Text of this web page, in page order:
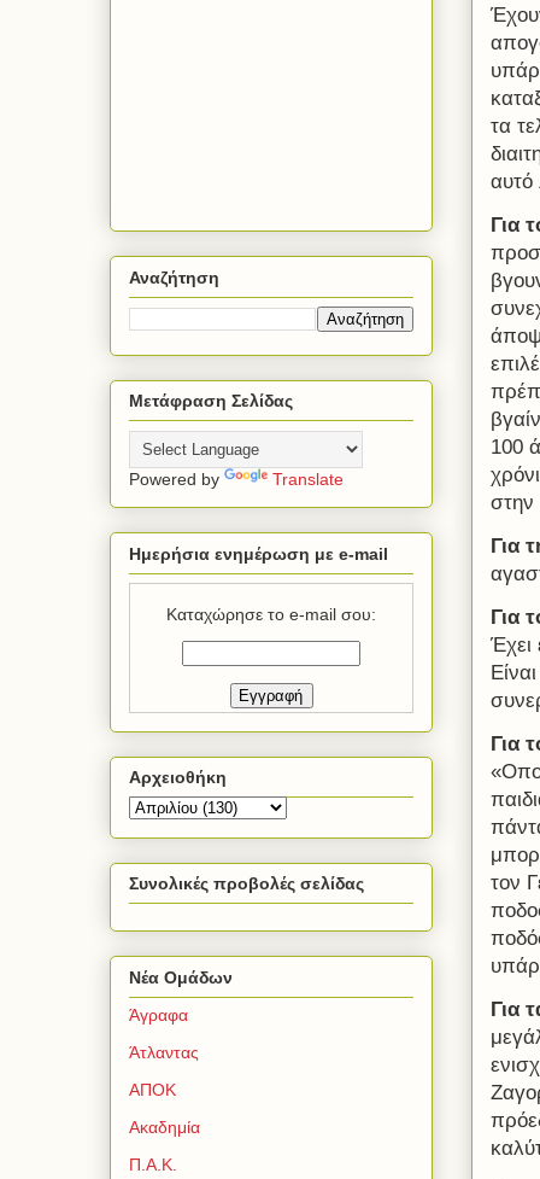
τα
αυτό
Για
100
στην
Για
Για
Έχει
Για
τον
Για
Αναζήτηση
Μετάφραση Σελίδας
Powered by Translate
Ημερήσια ενημέρωση με e-mail
Καταχώρησε το e-mail σου:
Αρχειοθήκη
Συνολικές προβολές σελίδας
Νέα Ομάδων
Άγραφα
Άτλαντας
ΑΠΟΚ
Ακαδημία
Π.Α.Κ.